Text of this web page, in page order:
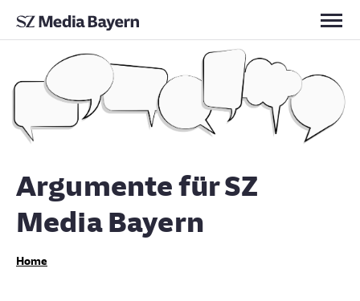
Argumente für SZ
Media Bayern
Home